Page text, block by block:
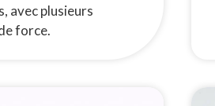
avec plusieurs
force.